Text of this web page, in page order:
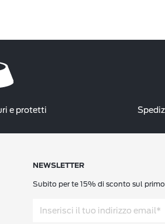
e protetti
NEWSLETTER
Subito per te 15% di sconto sul